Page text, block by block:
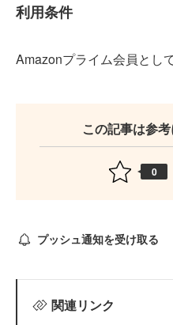
利用条件
Amazonプライム会員とし
この記事は参
0
プッシュ通知を受け取る
関連リンク